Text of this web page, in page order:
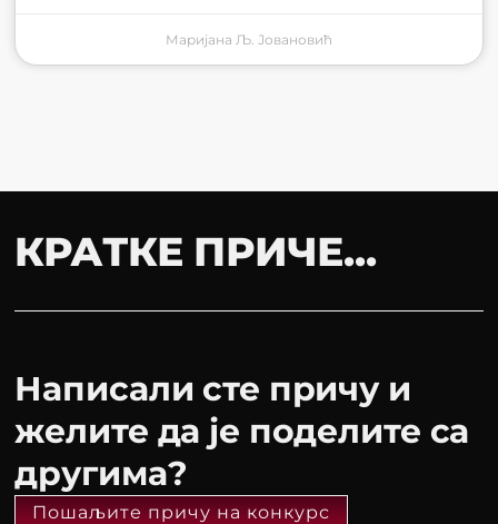
Маријана Љ. Јовановић
КРАТКЕ ПРИЧЕ...
Написали сте причу и
желите да је поделите са
другима?
Пошаљите причу на конкурс